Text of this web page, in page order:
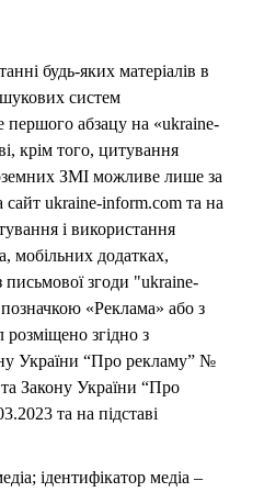
будь-яких матеріалів в
систем
першого абзацу на «ukraine-
крім того, цитування
ЗМІ можливе лише за
ukraine-inform.com та на
і використання
мобільних додатках,
згоди "ukraine-
«Реклама» або з
згідно з
України “Про рекламу” №
Закону України “Про
та на підставі
ідентифікатор медіа –